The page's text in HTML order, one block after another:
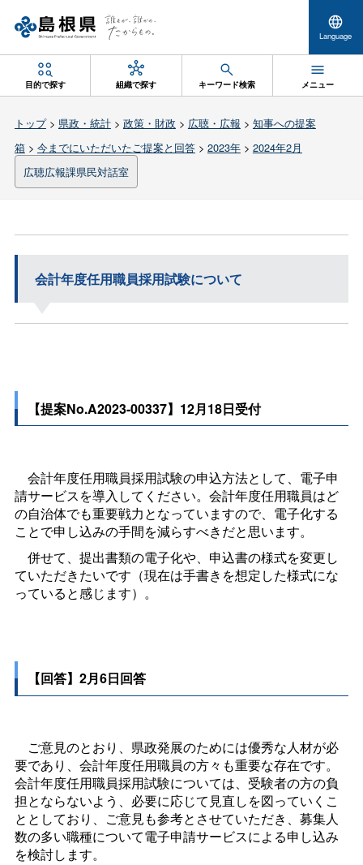
Language
目的で探す 組織で探す キーワード検索 メニュー
トップ> 県政・統計> 政策・財政 > 広聴・広報 > 知事への提案
箱> 今までにいただいたご提案と回答> 2023年> 2024年2月
広聴広報課県民対話室
会計年度任用職員採用試験について
【提案No.A2023-00337】12月18日受付
会計年度任用職員採用試験の申込方法として、電子申
請サービスを導入してください。会計年度任用職員はど
の自治体でも重要戦力となっていますので、電子化する
ことで申し込みの手間を減らすべきだと思います。
併せて、提出書類の電子化や、申込書の様式を変更し
ていただきたいです（現在は手書きを想定した様式にな
っていると感じます）。
【回答】2月6日回答
ご意見のとおり、県政発展のためには優秀な人材が必
要であり、会計年度任用職員の方々も重要な存在です。
会計年度任用職員採用試験については、受験者の方の負
担とならないよう、必要に応じて見直しを図っていくこ
ととしており、ご意見も参考とさせていただき、募集人
数の多い職種について電子申請サービスによる申し込み
を検討します。